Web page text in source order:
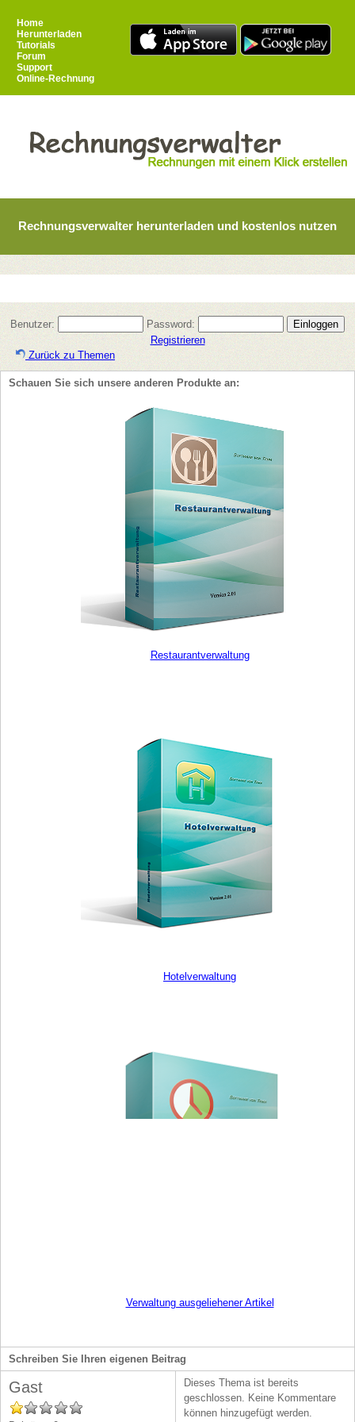
Home
Herunterladen
Tutorials
Forum
Support
Online-Rechnung
Rechnungsverwalter herunterladen und kostenlos nutzen
Benutzer:
Password:
Registrieren
Zurück zu Themen
Schauen Sie sich unsere anderen Produkte an:
Restaurantverwaltung
Hotelverwaltung
Verwaltung ausgeliehener Artikel
Schreiben Sie Ihren eigenen Beitrag
Gast
Dieses Thema ist bereits
geschlossen. Keine Kommentare
können hinzugefügt werden.